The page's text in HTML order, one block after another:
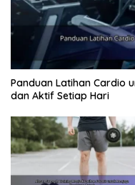
Panduan Latihan Cardio
dan Aktif Setiap Hari